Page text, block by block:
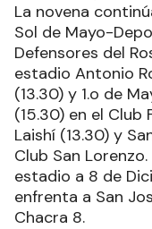
La novena
Sol de Mayo-
Defensores del
estadio Antonio
(13.30) y 1.o de
(15.30) en el
Laishí (13.30) y
Club San
estadio a 8 de
enfrenta a San
Chacra 8.